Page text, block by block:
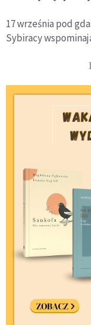
17 września pod
Sybiracy